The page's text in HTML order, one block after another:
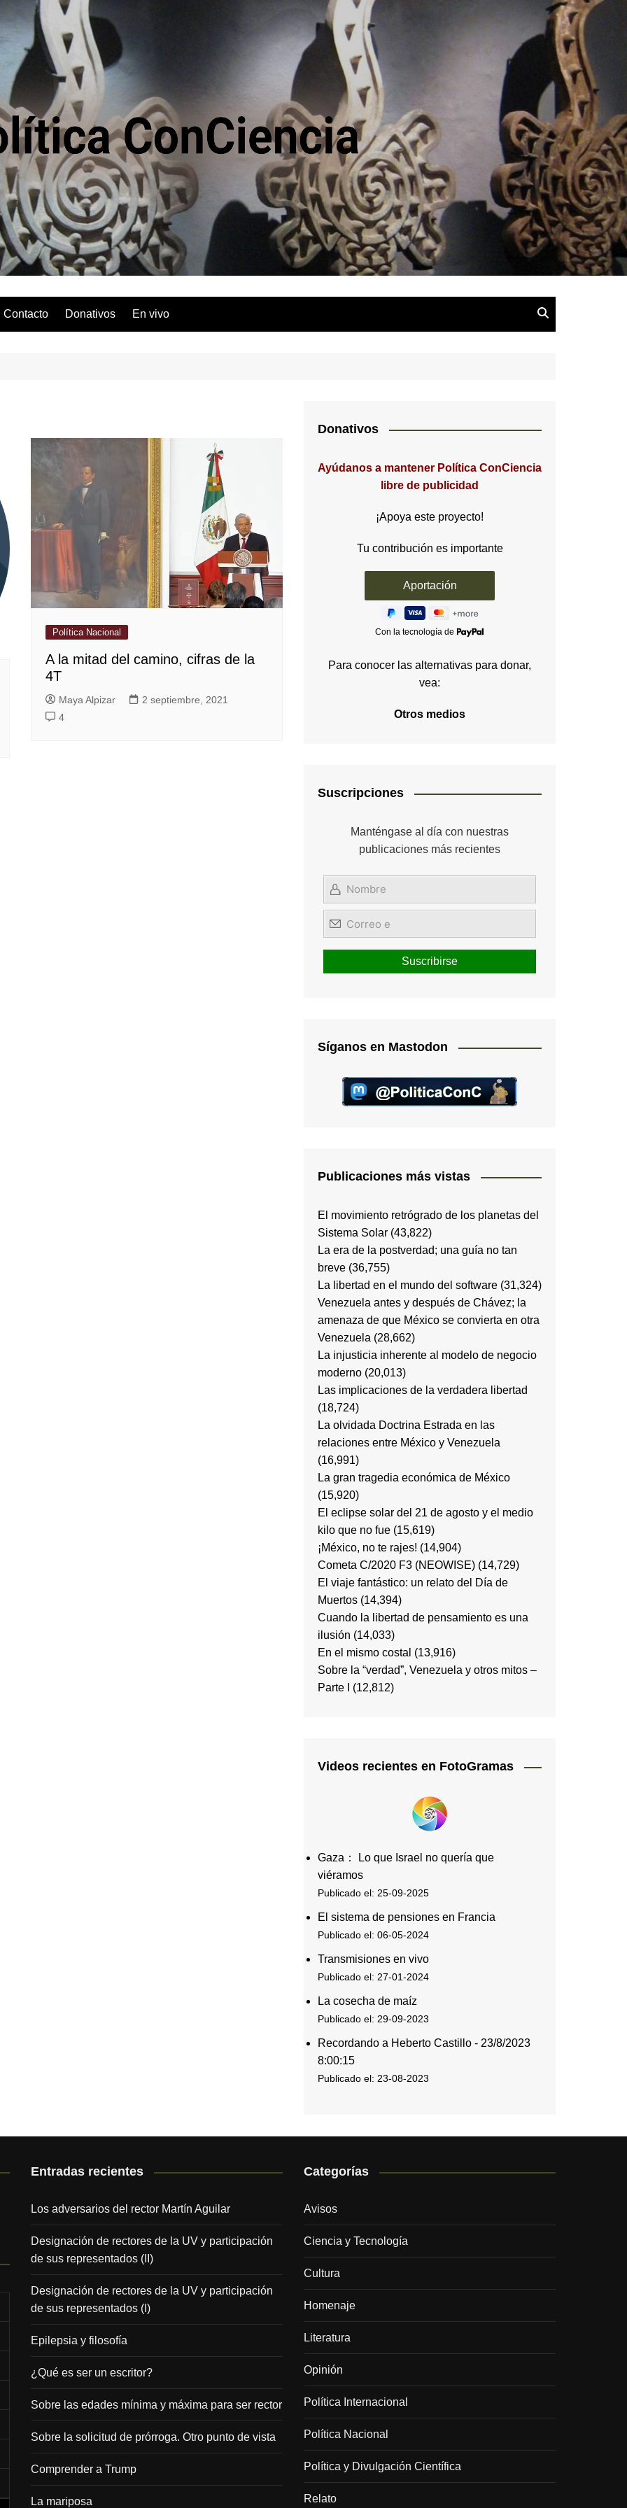
Contacto Donativos En vivo
Política Nacional
A la mitad del camino, cifras de la
4T
Maya Alpizar
2 septiembre, 2021
4
Donativos
Ayúdanos a mantener Política ConCiencia
libre de publicidad
¡Apoya este proyecto!
Tu contribución es importante
Con la tecnología de
Para conocer las alternativas para donar,
vea:
Otros medios
Suscripciones
Manténgase al día con nuestras
publicaciones más recientes
Síganos en Mastodon
Publicaciones más vistas
El movimiento retrógrado de los planetas del
Sistema Solar (43,822)
La era de la postverdad; una guía no tan
breve (36,755)
La libertad en el mundo del software (31,324)
Venezuela antes y después de Chávez; la
amenaza de que México se convierta en otra
Venezuela (28,662)
La injusticia inherente al modelo de negocio
moderno (20,013)
Las implicaciones de la verdadera libertad
(18,724)
La olvidada Doctrina Estrada en las
relaciones entre México y Venezuela
(16,991)
La gran tragedia económica de México
(15,920)
El eclipse solar del 21 de agosto y el medio
kilo que no fue (15,619)
¡México, no te rajes! (14,904)
Cometa C/2020 F3 (NEOWISE) (14,729)
El viaje fantástico: un relato del Día de
Muertos (14,394)
Cuando la libertad de pensamiento es una
ilusión (14,033)
En el mismo costal (13,916)
Sobre la “verdad”, Venezuela y otros mitos –
Parte I
(12,812)
Videos recientes en FotoGramas
Gaza： Lo que Israel no quería que
viéramos
Publicado el: 25-09-2025
El sistema de pensiones en Francia
Publicado el: 06-05-2024
Transmisiones en vivo
Publicado el: 27-01-2024
La cosecha de maíz
Publicado el: 29-09-2023
Recordando a Heberto Castillo - 23/8/2023
8:00:15
Publicado el: 23-08-2023
Entradas recientes
Los adversarios del rector Martín Aguilar
Designación de rectores de la UV y participación
de sus representados (II)
Designación de rectores de la UV y participación
de sus representados (I)
Epilepsia y filosofía
¿Qué es ser un escritor?
Sobre las edades mínima y máxima para ser rector
Sobre la solicitud de prórroga. Otro punto de vista
Comprender a Trump
La mariposa
Categorías
Avisos
Ciencia y Tecnología
Cultura
Homenaje
Literatura
Opinión
Política Internacional
Política Nacional
Política y Divulgación Científica
Relato